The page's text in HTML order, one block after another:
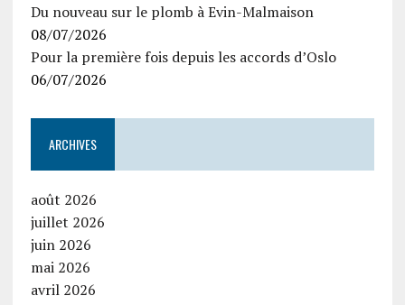
Du nouveau sur le plomb à Evin-Malmaison
08/07/2026
Pour la première fois depuis les accords d’Oslo
06/07/2026
ARCHIVES
août 2026
juillet 2026
juin 2026
mai 2026
avril 2026